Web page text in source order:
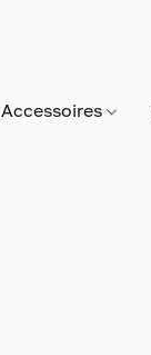
Accessoires